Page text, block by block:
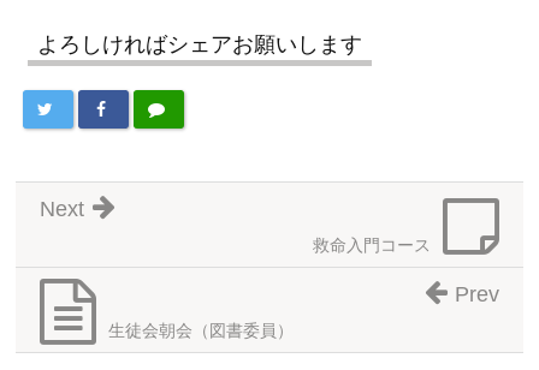
よろしければシェアお願いします
救命入門コース
Next
生徒会朝会（図書委員）
Prev